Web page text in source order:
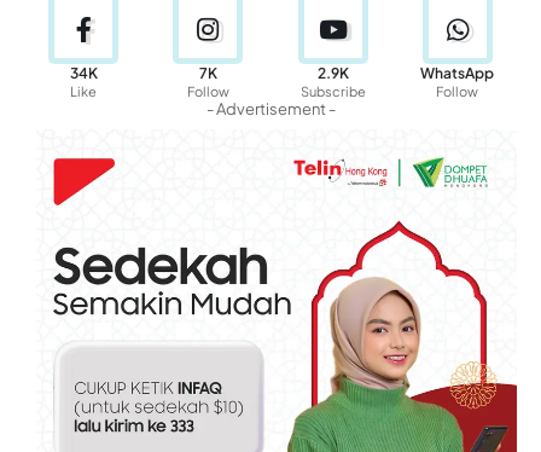
34K
Like
7K
Follow
2.9K
Subscribe
WhatsApp
Follow
- Advertisement -